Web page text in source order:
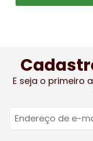
E seja o primeiro